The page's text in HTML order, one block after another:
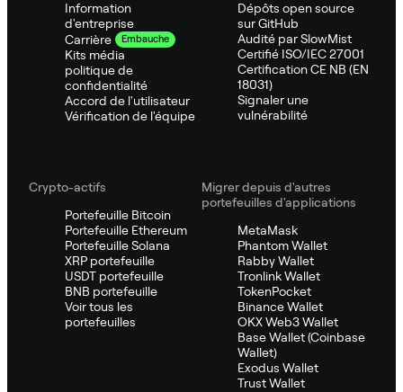
Information
d'entreprise
Carrière
Embauche
Kits média
politique de
confidentialité
Accord de l'utilisateur
Vérification de l'équipe
Dépôts open source
sur GitHub
Audité par SlowMist
Certifié ISO/IEC 27001
Certification CE NB (EN
18031)
Signaler une
vulnérabilité
Crypto-actifs
Portefeuille Bitcoin
Portefeuille Ethereum
Portefeuille Solana
XRP portefeuille
USDT portefeuille
BNB portefeuille
Voir tous les
portefeuilles
Migrer depuis d'autres
portefeuilles d'applications
MetaMask
Phantom Wallet
Rabby Wallet
Tronlink Wallet
TokenPocket
Binance Wallet
OKX Web3 Wallet
Base Wallet (Coinbase
Wallet)
Exodus Wallet
Trust Wallet